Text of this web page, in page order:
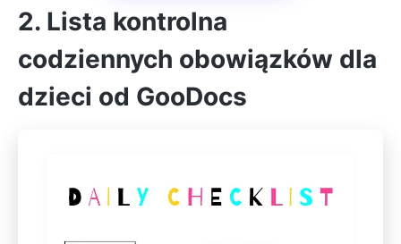
2. Lista kontrolna
codziennych obowiązków dla
dzieci od GooDocs